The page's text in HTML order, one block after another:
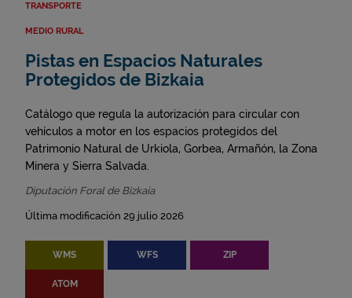
TRANSPORTE
MEDIO RURAL
Pistas en Espacios Naturales
Protegidos de Bizkaia
Catálogo que regula la autorización para circular con
vehículos a motor en los espacios protegidos del
Patrimonio Natural de Urkiola, Gorbea, Armañón, la Zona
Minera y Sierra Salvada.
Diputación Foral de Bizkaia
Última modificación 29 julio 2026
WMS WFS ZIP
ATOM